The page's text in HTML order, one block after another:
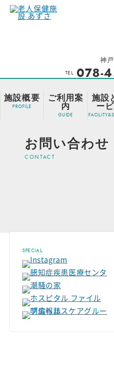
神
TEL 078-
施設概要
ご利用案
内
施設
ー
お問い合わせ
SPECIAL